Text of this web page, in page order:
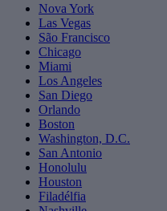
Nova York
Las Vegas
São Francisco
Chicago
Miami
Los Angeles
San Diego
Orlando
Boston
Washington, D.C.
San Antonio
Honolulu
Houston
Filadélfia